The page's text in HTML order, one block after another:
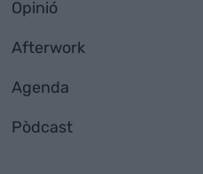
Opinió
Afterwork
Agenda
Pòdcast